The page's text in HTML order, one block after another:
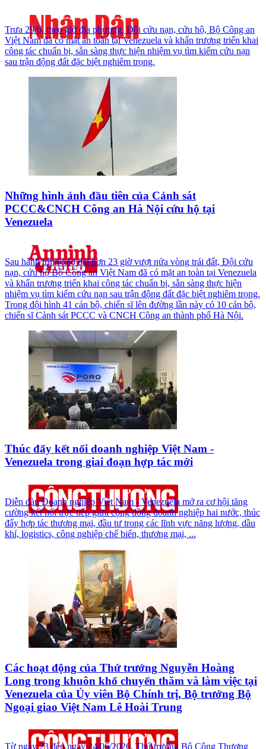
Trưa 29/6, theo giờ địa phương, Đội cứu nạn, cứu hộ, Bộ Công an
Việt Nam đã có mặt an toàn tại Venezuela và khẩn trương triển khai
công tác chuẩn bị, sẵn sàng thực hiện nhiệm vụ tìm kiếm cứu nạn
sau trận động đất đặc biệt nghiêm trọng.
Những hình ảnh đầu tiên của Cảnh sát
PCCC&CNCH Công an Hà Nội cứu hộ tại
Venezuela
Sau hành trình kéo dài hơn 23 giờ vượt nửa vòng trái đất, Đội cứu
nạn, cứu hộ Bộ Công an Việt Nam đã có mặt an toàn tại Venezuela
và khẩn trương triển khai công tác chuẩn bị, sẵn sàng thực hiện
nhiệm vụ tìm kiếm cứu nạn sau trận động đất đặc biệt nghiêm trọng.
Trong đội hình 41 cán bộ, chiến sĩ lên đường lần này có 10 cán bộ,
chiến sĩ Cảnh sát PCCC và CNCH Công an thành phố Hà Nội.
Thúc đẩy kết nối doanh nghiệp Việt Nam -
Venezuela trong giai đoạn hợp tác mới
Diễn đàn Doanh nghiệp Việt Nam - Venezuela mở ra cơ hội tăng
cường kết nối trực tiếp giữa cộng đồng doanh nghiệp hai nước, thúc
đẩy hợp tác thương mại, đầu tư trong các lĩnh vực năng lượng, dầu
khí, logistics, công nghiệp chế biến, thương mại, ...
Các hoạt động của Thứ trưởng Nguyễn Hoàng
Long trong khuôn khổ chuyến thăm và làm việc tại
Venezuela của Ủy viên Bộ Chính trị, Bộ trưởng Bộ
Ngoại giao Việt Nam Lê Hoài Trung
Từ ngày 23 đến ngày 24/06/2026, Thứ trưởng Bộ Công Thương